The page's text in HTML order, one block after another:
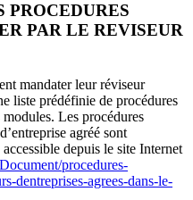
PROCEDURES
PAR LE REVISEUR
mandater leur réviseur
liste prédéfinie de procédures
Les procédures
agréé sont
depuis le site Internet
procedures-
dentreprises-agrees-dans-le-